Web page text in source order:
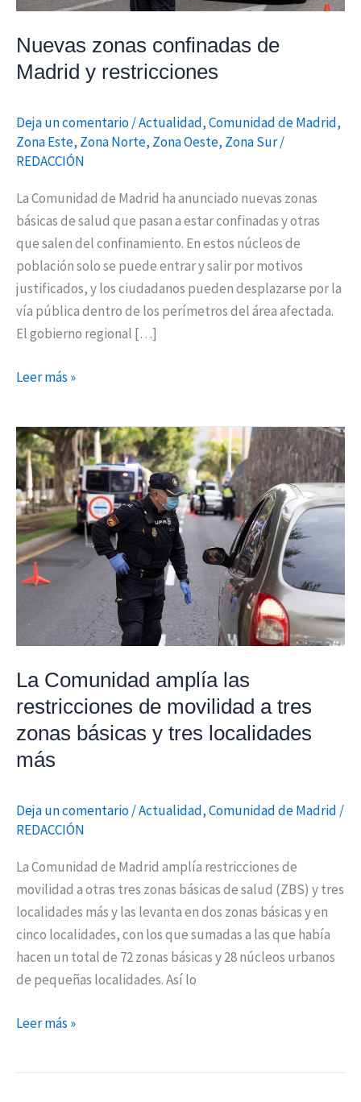
Nuevas zonas confinadas de
Madrid y restricciones
Deja un comentario/Actualidad,Comunidad de Madrid,
Zona Este, Zona Norte, Zona Oeste, Zona Sur/
REDACCIÓN
La Comunidad de Madrid ha anunciado nuevas zonas
básicas de salud que pasan a estar confinadas y otras
que salen del confinamiento. En estos núcleos de
población solo se puede entrar y salir por motivos
justificados, y los ciudadanos pueden desplazarse por la
vía pública dentro de los perímetros del área afectada.
El gobierno regional […]
Leer más »
La Comunidad amplía las
restricciones de movilidad a tres
zonas básicas y tres localidades
más
Deja un comentario/Actualidad,Comunidad de Madrid /
REDACCIÓN
La Comunidad de Madrid amplía restricciones de
movilidad a otras tres zonas básicas de salud (ZBS) y tres
localidades más y las levanta en dos zonas básicas y en
cinco localidades, con los que sumadas a las que había
hacen un total de 72 zonas básicas y 28 núcleos urbanos
de pequeñas localidades. Así lo
La
Comunidad
amplía
las
restricciones
de
movilidad
y
tres
localidades
más
Leer más »